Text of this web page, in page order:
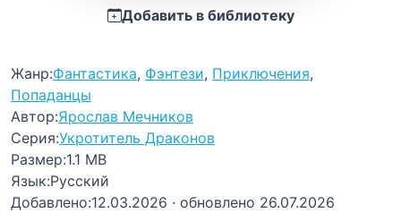
Добавить в библиотеку
Жанр:Фантастика, Фэнтези, Приключения,
Попаданцы
Автор:Ярослав Мечников
Серия:Укротитель Драконов
Размер:1.1 MB
Язык:Русский
Добавлено:12.03.2026 · обновлено 26.07.2026